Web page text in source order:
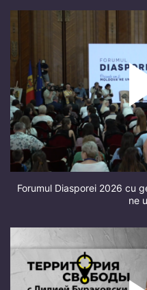
Forumul Diasporei 2026 cu
ne